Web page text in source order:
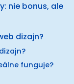
nie bonus, ale
dizajn?
funguje?